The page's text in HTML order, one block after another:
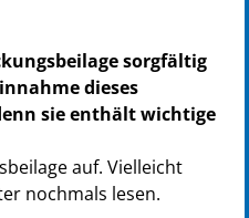
sorgfältig
dieses
sie enthält wichtige
auf. Vielleicht
nochmals lesen.